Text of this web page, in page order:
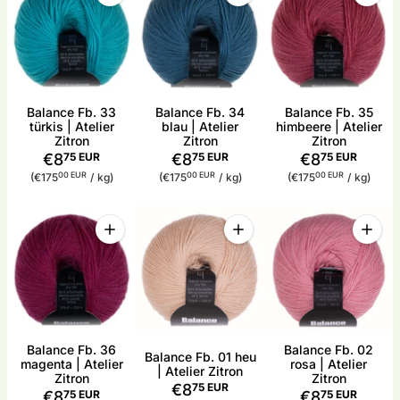
Balance Fb. 33
türkis | Atelier
Zitron
€875 EUR
Stückpreis
(€17500 EUR / pro
kg)
Balance Fb. 34
blau | Atelier
Zitron
€875 EUR
Stückpreis
(€17500 EUR / pro
kg)
Balance Fb. 35
himbeere | Atelier
Zitron
€875 EUR
Stückpreis
(€17500 EUR / pro
kg)
Balance Fb. 36
magenta | Atelier
Zitron
75 EUR
Menge
Menge für Balance Fb. 36 magenta | Atelier
Balance Fb. 01 heu
| Atelier Zitron
€875 EUR
Menge
Menge für Balance Fb. 01
Balance Fb. 02
rosa | Atelier
Zitron
75 EUR
Menge